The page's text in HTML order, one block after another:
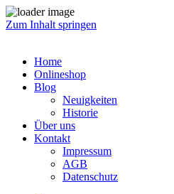
Zum Inhalt springen
Home
Onlineshop
Blog
Neuigkeiten
Historie
Über uns
Kontakt
Impressum
AGB
Datenschutz